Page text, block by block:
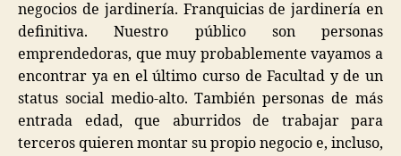
negocios de jardinería. Franquicias de jardinería en
definitiva. Nuestro público son personas
emprendedoras, que muy probablemente vayamos a
encontrar ya en el último curso de Facultad y de un
status social medio-alto. También personas de más
entrada edad, que aburridos de trabajar para
terceros quieren montar su propio negocio e, incluso,